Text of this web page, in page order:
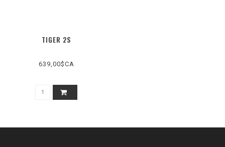
TIGER 2S
639,00$CA